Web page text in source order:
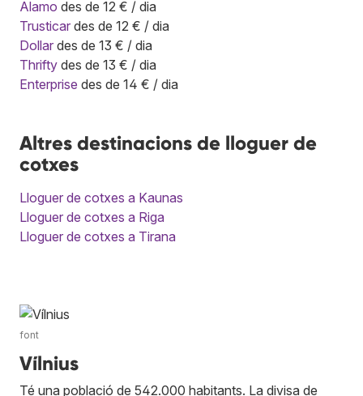
Alamo des de 12 € / dia
Trusticar des de 12 € / dia
Dollar des de 13 € / dia
Thrifty des de 13 € / dia
Enterprise des de 14 € / dia
Altres destinacions de lloguer de
cotxes
Lloguer de cotxes a Kaunas
Lloguer de cotxes a Riga
Lloguer de cotxes a Tirana
font
Vílnius
Té una població de 542.000 habitants. La divisa de